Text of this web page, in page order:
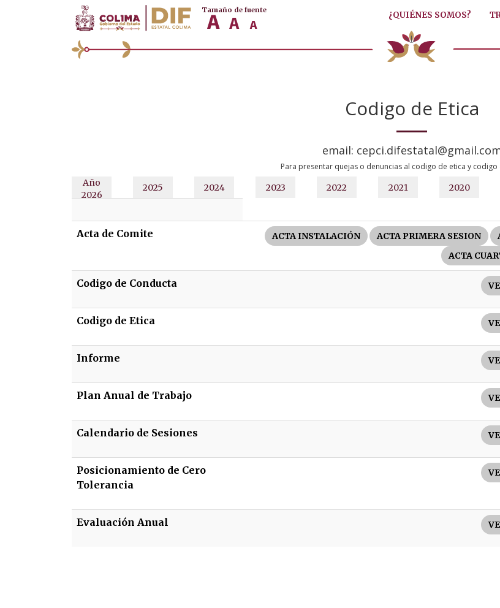
Tamaño de fuente ¿QUIÉNES SOMOS?
Codigo de Etica
email:
Para presentar quejas o denuncias al codigo de etica y codigo
Año
2026
2025 2024 2023 2022 2021 2020
Acta de Comite ACTA INSTALACIÓN ACTA PRIMERA SESION
ACTA
Codigo de Conducta
Codigo de Etica
Informe
Plan Anual de Trabajo
Calendario de Sesiones
Posicionamiento de Cero
Tolerancia
Evaluación Anual